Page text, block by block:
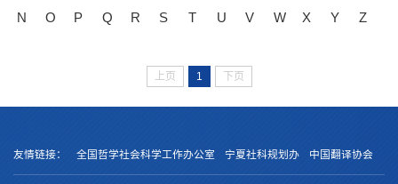
N
O P Q R S T U V W X Y Z
上页 1 下页
友情链接： 全国哲学社会科学工作办公室 宁夏社科规划办 中国翻译协会